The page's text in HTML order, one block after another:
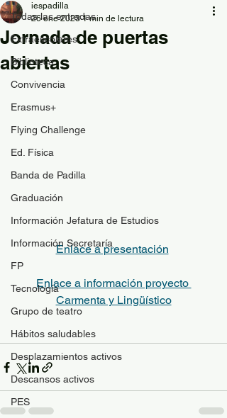
Todas las entradas
Extraescolares
Biblioteca
Convivencia
Erasmus+
Flying Challenge
Ed. Física
Banda de Padilla
Graduación
Información Jefatura de Estudios
Información Secretaría
FP
Tecnología
Grupo de teatro
Hábitos saludables
Desplazamientos activos
Descansos activos
PES
Jornada de puertas
abiertas
iespadilla
26 ene 2023 1 min de lectura
Enlace a presentación
Enlace a información proyecto
Carmenta y Lingüístico